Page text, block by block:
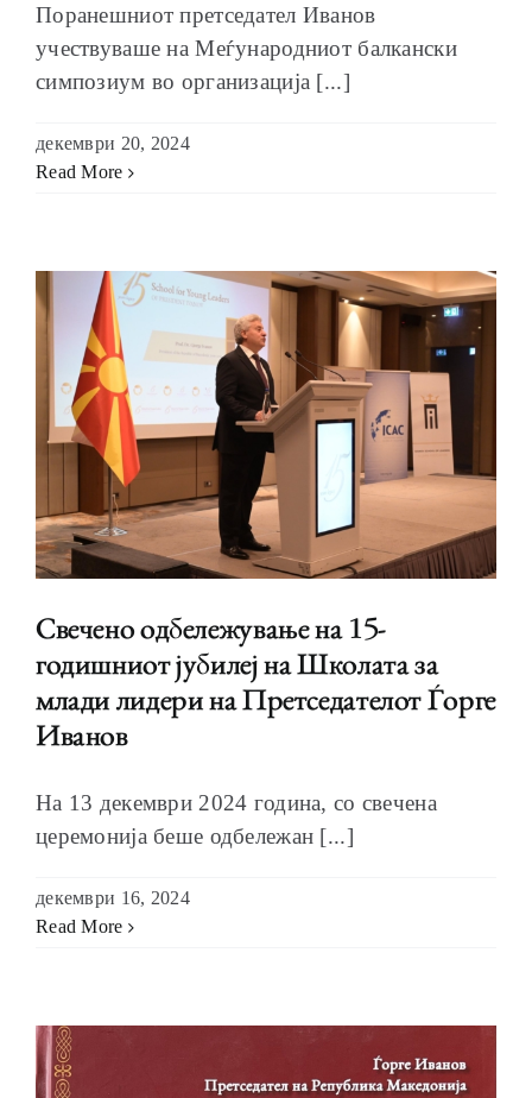
ОБРАЌАЊА
ШКОЛА ЗА МЛАДИ ЛИДЕРИ
ПРМ 2009-2019
Поранешниот претседател Иванов
учествуваше на Меѓународниот балкански
симпозиум во организација [...]
декември 20, 2024
Read More
Свечено одбележување на 15-
годишниот јубилеј на Школата за
млади лидери на Претседателот Ѓорге
Иванов
На 13 декември 2024 година, со свечена
церемонија беше одбележан [...]
декември 16, 2024
Read More